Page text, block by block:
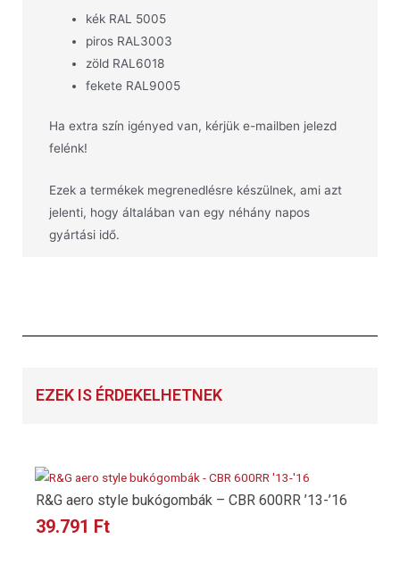
kék RAL 5005
piros RAL3003
zöld RAL6018
fekete RAL9005
Ha extra szín igényed van, kérjük e-mailben jelezd
felénk!
Ezek a termékek megrenedlésre készülnek, ami azt
jelenti, hogy általában van egy néhány napos
gyártási idő.
EZEK IS ÉRDEKELHETNEK
R&G aero style bukógombák – CBR 600RR ’13-’16
39.791 Ft